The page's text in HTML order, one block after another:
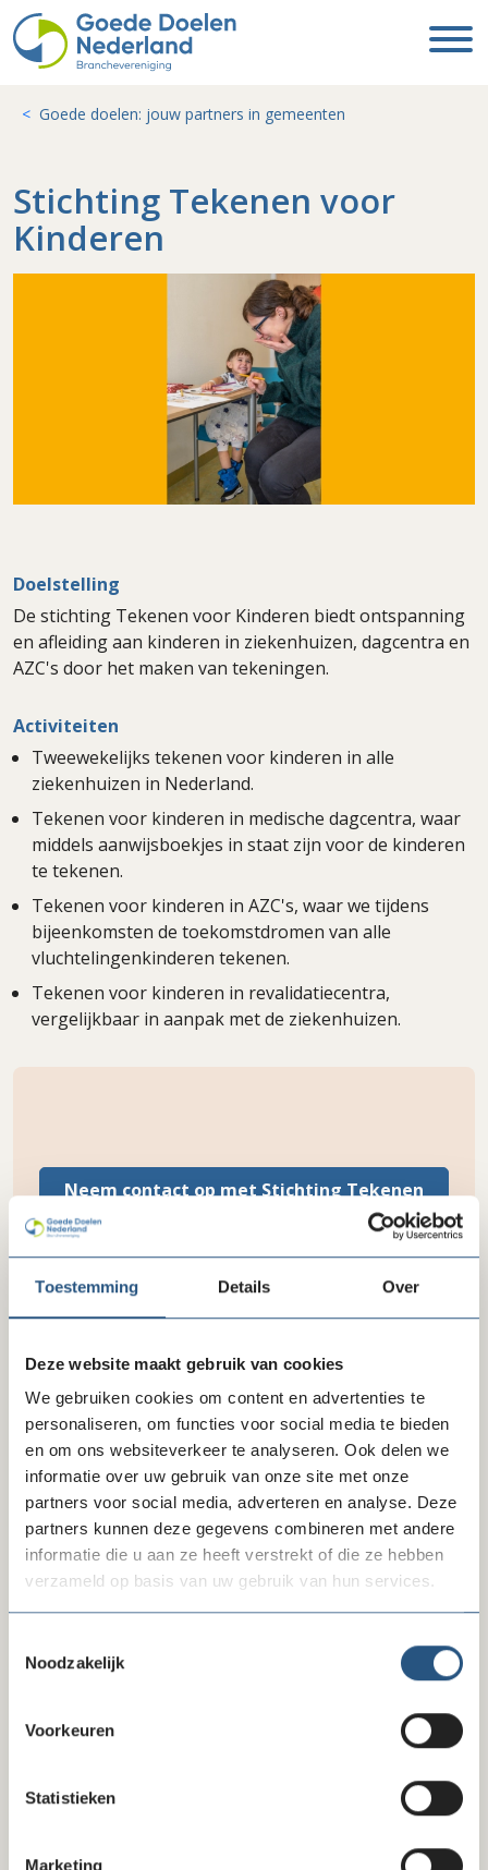
Toestemming Details Over
Deze website maakt gebruik van cookies
We gebruiken cookies om content en advertenties te
personaliseren, om functies voor social media te bieden
en om ons websiteverkeer te analyseren. Ook delen we
informatie over uw gebruik van onze site met onze
partners voor social media, adverteren en analyse. Deze
partners kunnen deze gegevens combineren met andere
informatie die u aan ze heeft verstrekt of die ze hebben
verzameld op basis van uw gebruik van hun services.
Noodzakelijk
Voorkeuren
Statistieken
Marketing
Goede doelen: jouw partners in gemeenten
Stichting Tekenen voor
Kinderen
Doelstelling
De stichting Tekenen voor Kinderen biedt ontspanning
en afleiding aan kinderen in ziekenhuizen, dagcentra en
AZC's door het maken van tekeningen.
Activiteiten
Tweewekelijks tekenen voor kinderen in alle
ziekenhuizen in Nederland.
Tekenen voor kinderen in medische dagcentra, waar
middels aanwijsboekjes in staat zijn voor de kinderen
te tekenen.
Tekenen voor kinderen in AZC's, waar we tijdens
bijeenkomsten de toekomstdromen van alle
vluchtelingenkinderen tekenen.
Tekenen voor kinderen in revalidatiecentra,
vergelijkbaar in aanpak met de ziekenhuizen.
Neem contact op met Stichting Tekenen
Stichting Tekenen voor Kinderen
Website
tekenenvoorkinderen.nl